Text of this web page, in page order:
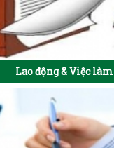
Lao động & Việc làm